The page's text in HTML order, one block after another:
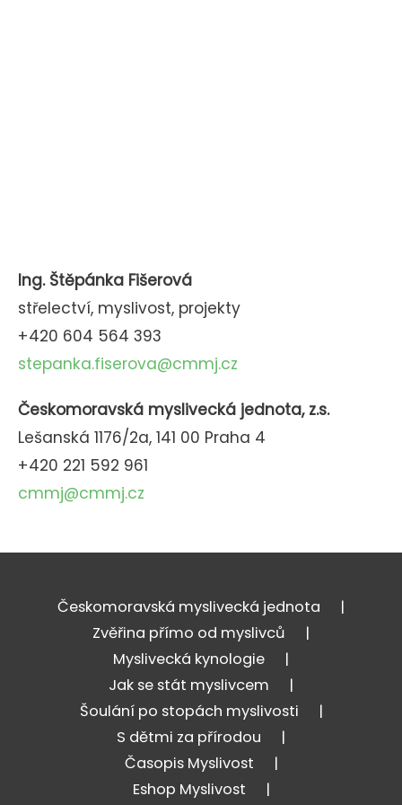
Ing. Štěpánka Fišerová
střelectví, myslivost, projekty
+420 604 564 393
stepanka.fiserova@cmmj.cz
Českomoravská myslivecká jednota, z.s.
Lešanská 1176/2a, 141 00 Praha 4
+420 221 592 961
cmmj@cmmj.cz
Českomoravská myslivecká jednota
Zvěřina přímo od myslivců
Myslivecká kynologie
Jak se stát myslivcem
Šoulání po stopách myslivosti
S dětmi za přírodou
Časopis Myslivost
Eshop Myslivost